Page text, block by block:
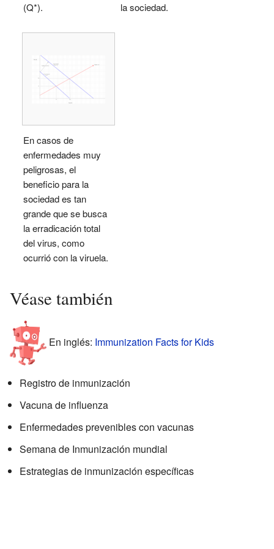
(Q*).
la sociedad.
En casos de
enfermedades muy
peligrosas, el
beneficio para la
sociedad es tan
grande que se busca
la erradicación total
del virus, como
ocurrió con la viruela.
Véase también
En inglés: Immunization Facts for Kids
Registro de inmunización
Vacuna de influenza
Enfermedades prevenibles con vacunas
Semana de Inmunización mundial
Estrategias de inmunización específicas